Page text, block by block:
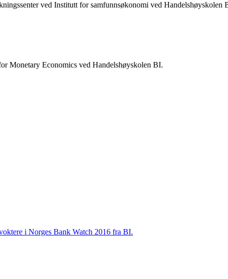
ved Institutt for samfunnsøkonomi ved Handelshøyskolen
Monetary Economics ved Handelshøyskolen BI.
i Norges Bank Watch 2016 fra BI.